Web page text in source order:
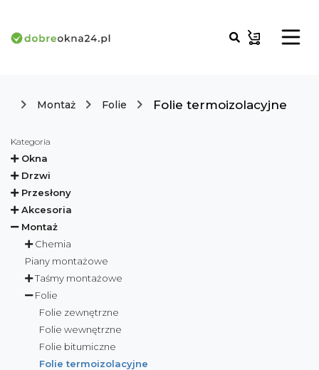
Montaż Folie Folie termoizolacyjne
Kategoria
Okna
Drzwi
Przesłony
Akcesoria
Montaż
Chemia
Piany montażowe
Taśmy montażowe
Folie
Folie zewnętrzne
Folie wewnętrzne
Folie bitumiczne
Folie termoizolacyjne